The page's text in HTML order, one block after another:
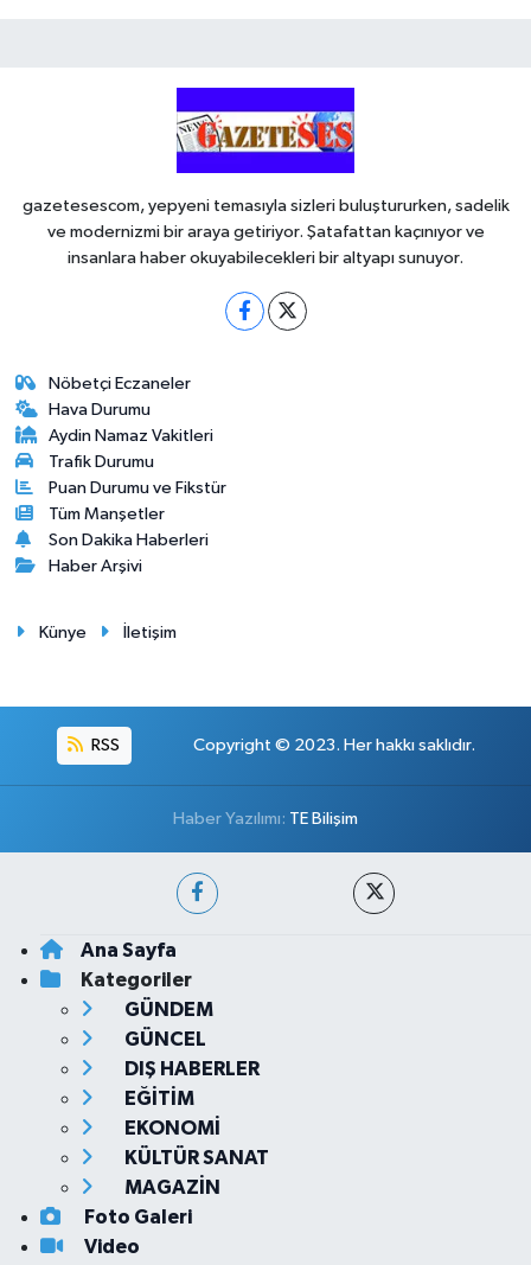
gazetesescom, yepyeni temasıyla sizleri buluştururken, sadelik
ve modernizmi bir araya getiriyor. Şatafattan kaçınıyor ve
insanlara haber okuyabilecekleri bir altyapı sunuyor.
Nöbetçi Eczaneler
Hava Durumu
Aydin Namaz Vakitleri
Trafik Durumu
Puan Durumu ve Fikstür
Tüm Manşetler
Son Dakika Haberleri
Haber Arşivi
Künye İletişim
RSS Copyright © 2023. Her hakkı saklıdır.
Haber Yazılımı: TE Bilişim
Ana Sayfa
Kategoriler
GÜNDEM
GÜNCEL
DIŞ HABERLER
EĞİTİM
EKONOMİ
KÜLTÜR SANAT
MAGAZİN
Foto Galeri
Video